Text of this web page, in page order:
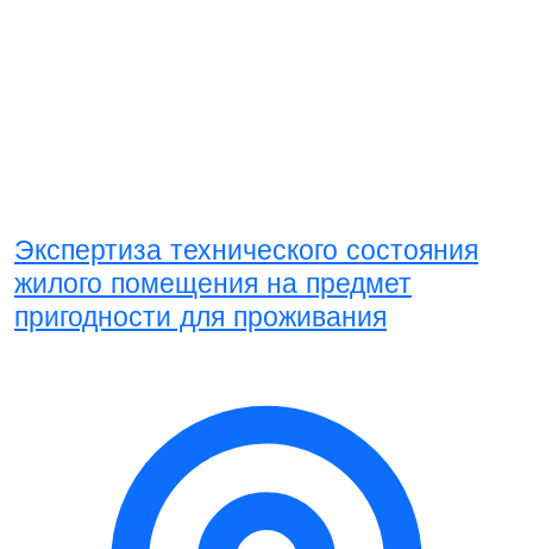
Экспертиза технического состояния
жилого помещения на предмет
пригодности для проживания